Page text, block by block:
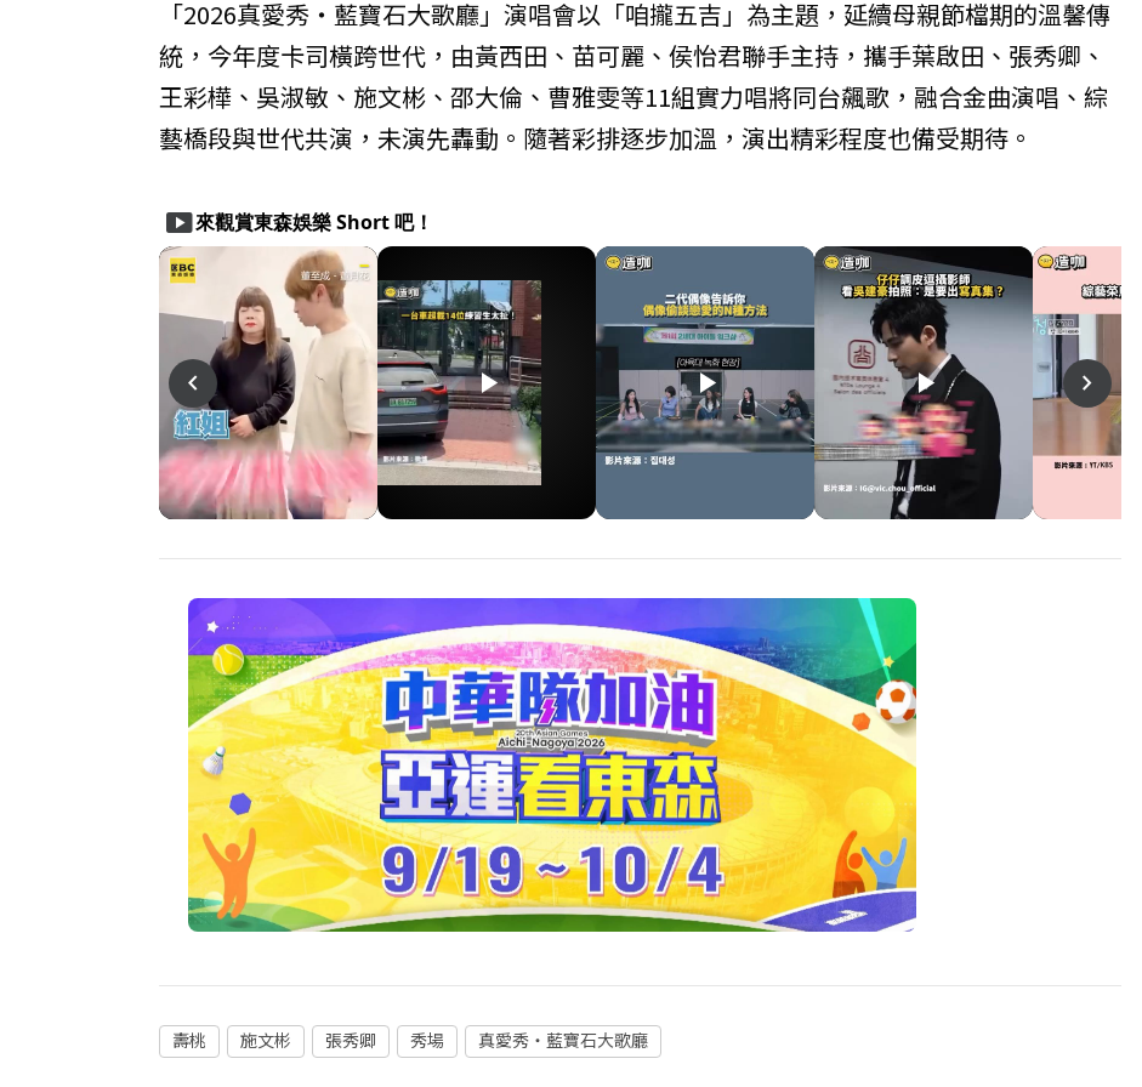
「2026真愛秀・藍寶石大歌廳」演唱會以「咱攏五吉」為主題，延續母親節檔期的溫馨傳
統，今年度卡司橫跨世代，由黃西田、苗可麗、侯怡君聯手主持，攜手葉啟田、張秀卿、
王彩樺、吳淑敏、施文彬、邵大倫、曹雅雯等11組實力唱將同台飆歌，融合金曲演唱、綜
藝橋段與世代共演，未演先轟動。隨著彩排逐步加溫，演出精彩程度也備受期待。
smart_display來觀賞東森娛樂 Short 吧！
navigate_before play_arrow play_arrow play_arrow play_arrow navigate_next
壽桃 施文彬 張秀卿 秀場 真愛秀・藍寶石大歌廳